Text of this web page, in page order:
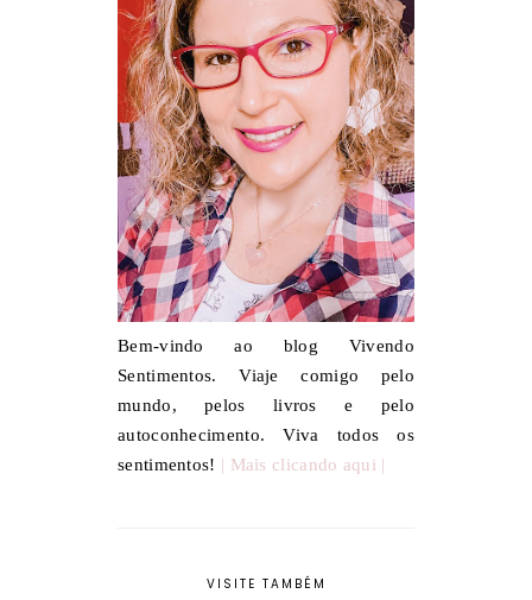
Bem-vindo ao blog Vivendo
Sentimentos. Viaje comigo pelo
mundo, pelos livros e pelo
autoconhecimento. Viva todos os
sentimentos! | Mais clicando aqui |
VISITE TAMBÉM